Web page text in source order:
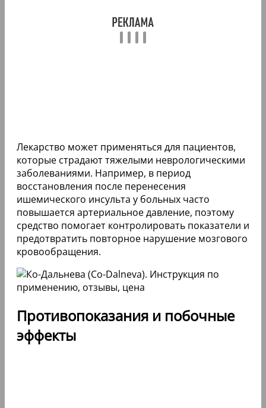
Лекарство может применяться для пациентов,
которые страдают тяжелыми неврологическими
заболеваниями. Например, в период
восстановления после перенесения
ишемического инсульта у больных часто
повышается артериальное давление, поэтому
средство помогает контролировать показатели и
предотвратить повторное нарушение мозгового
кровообращения.
Противопоказания и побочные
эффекты